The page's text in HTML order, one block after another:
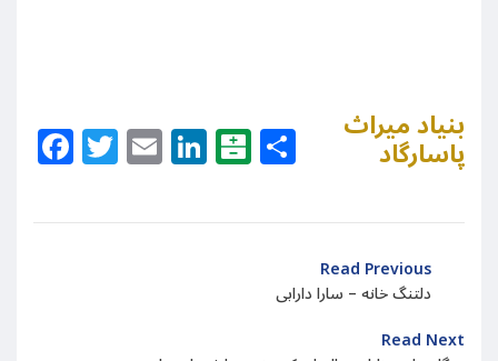
Facebook
Twitter
EmailLinkedIn
Balatarin
Share
بنیاد میراث
پاسارگاد
Read Previous
دلتنگ خانه – سارا دارابی
Read Next